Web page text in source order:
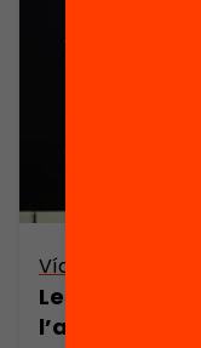
Vídeo
Les proves
l’avaluació